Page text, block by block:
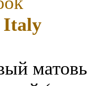
Italy